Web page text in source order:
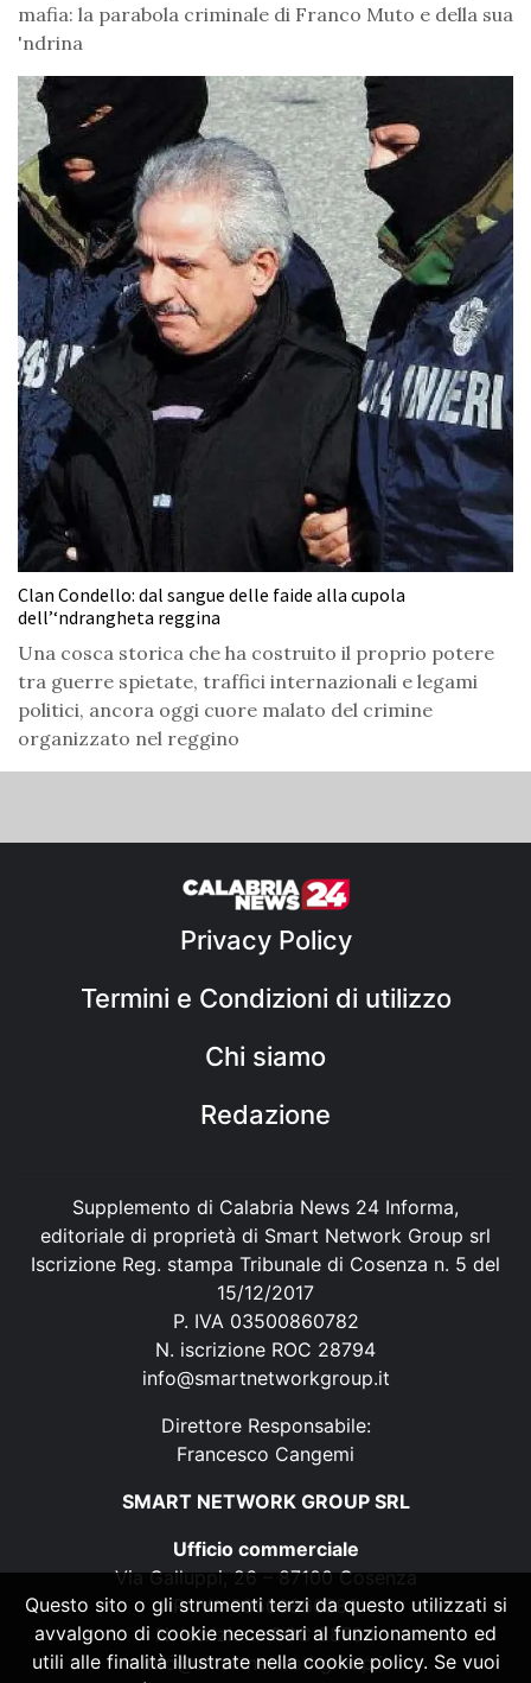
mafia: la parabola criminale di Franco Muto e della sua
'ndrina
Clan Condello: dal sangue delle faide alla cupola
dell’‘ndrangheta reggina
Una cosca storica che ha costruito il proprio potere
tra guerre spietate, traffici internazionali e legami
politici, ancora oggi cuore malato del crimine
organizzato nel reggino
Privacy Policy
Termini e Condizioni di utilizzo
Chi siamo
Redazione
Supplemento di Calabria News 24 Informa,
editoriale di proprietà di Smart Network Group srl
Iscrizione Reg. stampa Tribunale di Cosenza n. 5 del
15/12/2017
P. IVA 03500860782
N. iscrizione ROC 28794
info@smartnetworkgroup.it
Direttore Responsabile:
Francesco Cangemi
SMART NETWORK GROUP SRL
Ufficio commerciale
Via Galluppi, 26 – 87100 Cosenza
P. IVA 03500860782
N. iscrizione ROC 28794
info@smartnetworkgroup.it
Questo sito o gli strumenti terzi da questo utilizzati si
avvalgono di cookie necessari al funzionamento ed
utili alle finalità illustrate nella cookie policy. Se vuoi